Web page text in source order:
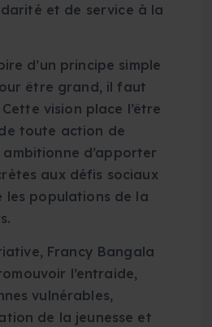
et de service à la
d’un principe simple
être grand, il faut
vision place l’être
toute action de
d’apporter
aux défis sociaux
les populations de la
Francy Bangala
l’entraide,
vulnérables,
de la jeunesse et